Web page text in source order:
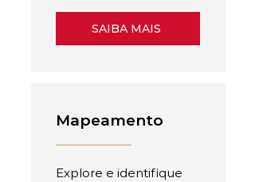
SAIBA MAIS
Mapeamento
Explore e identifique